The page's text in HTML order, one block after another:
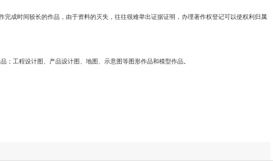
成时间较长的作品，由于资料的灭失，往往很难举出证据证明，办理著作权登记可以使权利归属
工程设计图、产品设计图、地图、示意图等图形作品和模型作品。